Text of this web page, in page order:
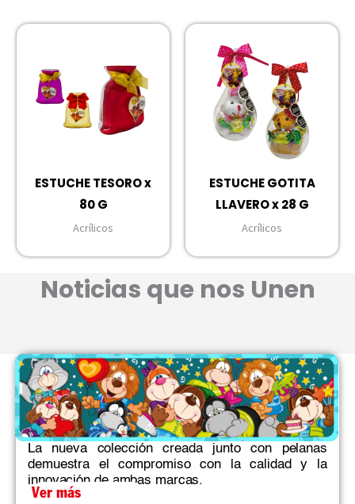
ESTUCHE TESORO x
80 G
Acrílicos
ESTUCHE GOTITA
LLAVERO x 28 G
Acrílicos
Noticias que nos Unen
La nueva colección creada junto con pelanas
demuestra el compromiso con la calidad y la
innovación de ambas marcas.​
Ver más